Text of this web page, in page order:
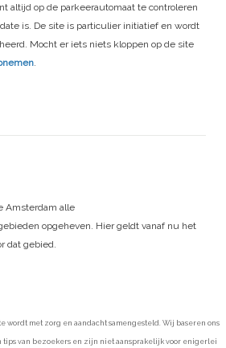
altijd op de parkeerautomaat te controleren
is. De site is particulier initiatief en wordt
Mocht er iets niets kloppen op de site
Amsterdam alle
opgeheven. Hier geldt vanaf nu het
dat gebied.
wordt met zorg en aandacht samengesteld. Wij baseren ons
van bezoekers en zijn niet aansprakelijk voor enigerlei